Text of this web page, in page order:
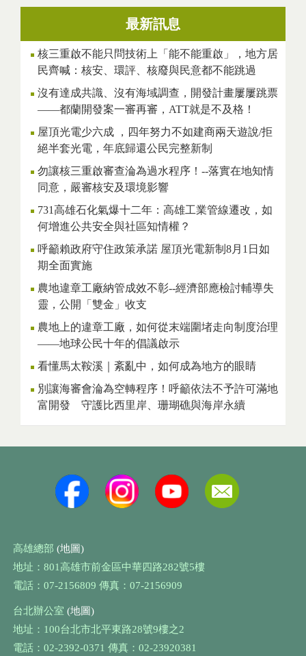
最新訊息
核三重啟不能只問技術上「能不能重啟」，地方居
民齊喊：核安、環評、核廢與民意都不能跳過
沒有達成共識、沒有海域調查，開發計畫屢屢跳票
——都蘭開發案一審再審，ATT就是不及格！
屋頂光電少六成 ，四年努力不如建商兩天遊說/拒
絕半套光電，年底歸還公民完整新制
勿讓核三重啟審查淪為過水程序！--落實在地知情
同意，嚴審核安及環境影響
731高雄石化氣爆十二年：高雄工業管線遷改，如
何增進公共安全與社區知情權？
呼籲賴政府守住政策承諾 屋頂光電新制8月1日如
期全面實施
農地違章工廠納管成效不彰--經濟部應檢討輔導失
靈，公開「雙金」收支
農地上的違章工廠，如何從末端圍堵走向制度治理
——地球公民十年的倡議啟示
看懂馬太鞍溪｜紊亂中，如何成為地方的眼睛
別讓海審會淪為空轉程序！呼籲依法不予許可滿地
富開發 守護比西里岸、珊瑚礁與海岸永續
高雄總部 (地圖)
地址：801高雄市前金區中華四路282號5樓
電話：07-2156809 傳真：07-2156909
台北辦公室 (地圖)
地址：100台北市北平東路28號9樓之2
電話：02-2392-0371 傳真：02-23920381